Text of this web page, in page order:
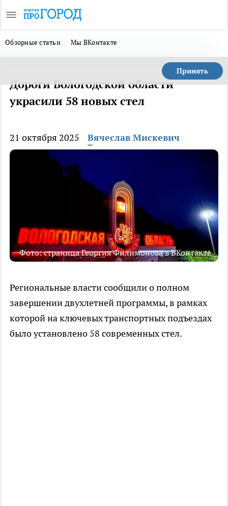
Обзорные статьи Мы ВКонтакте
Принять
Дороги Вологодской области
украсили 58 новых стел
21 октября 2025 Вячеслав Мискевич
Фото: страница Георгия Филимонова в ВКонтакте
Региональные власти сообщили о полном
завершении двухлетней программы, в рамках
которой на ключевых транспортных подъездах
было установлено 58 современных стел.